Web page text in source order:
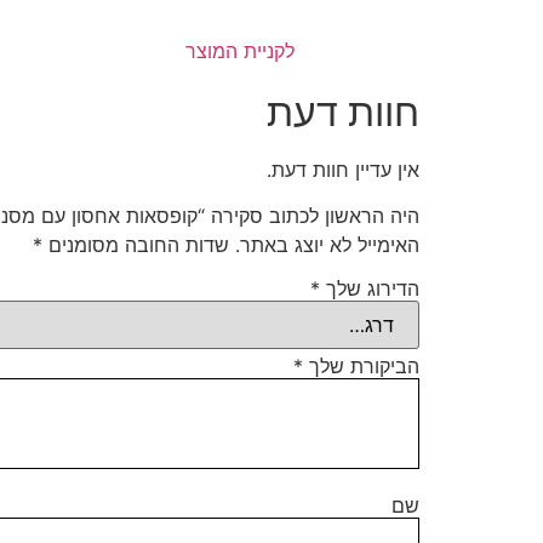
לקניית המוצר
חוות דעת
אין עדיין חוות דעת.
היה הראשון לכתוב סקירה “קופסאות אחסון עם
האימייל לא יוצג באתר. שדות החובה מסומנים *
הדירוג שלך *
הביקורת שלך *
שם